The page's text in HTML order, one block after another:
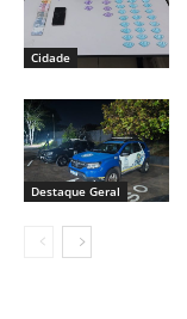
Cidade
Destaque Geral